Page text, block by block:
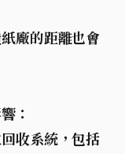
廠的距離也會
：
收系統，包括